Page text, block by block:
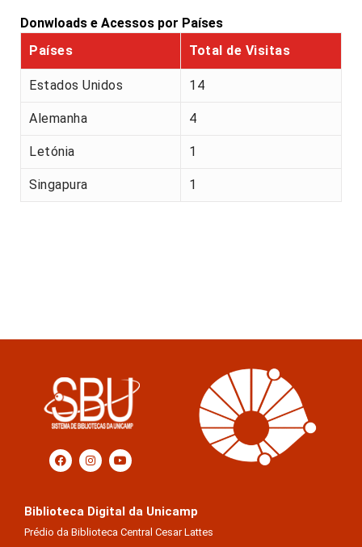
Donwloads e Acessos por Países
Países
Total de Visitas
Estados Unidos 14
Alemanha 4
Letónia 1
Singapura 1
Biblioteca Digital da Unicamp
Prédio da Biblioteca Central Cesar Lattes